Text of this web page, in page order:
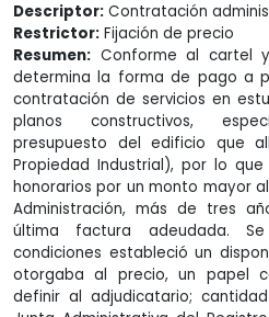
Descriptor: Contratación
Restrictor: Fijación de precio
Resumen: Conforme al cartel
determina la forma de pago a
contratación de servicios en
planos constructivos,
presupuesto del edificio que
Propiedad Industrial), por lo
honorarios por un monto mayor
Administración, más de tres
última factura adeudada.
condiciones estableció un
otorgaba al precio, un papel
definir al adjudicatario;